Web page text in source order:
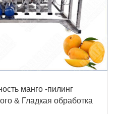
манго -пилинг
& Гладкая обработка